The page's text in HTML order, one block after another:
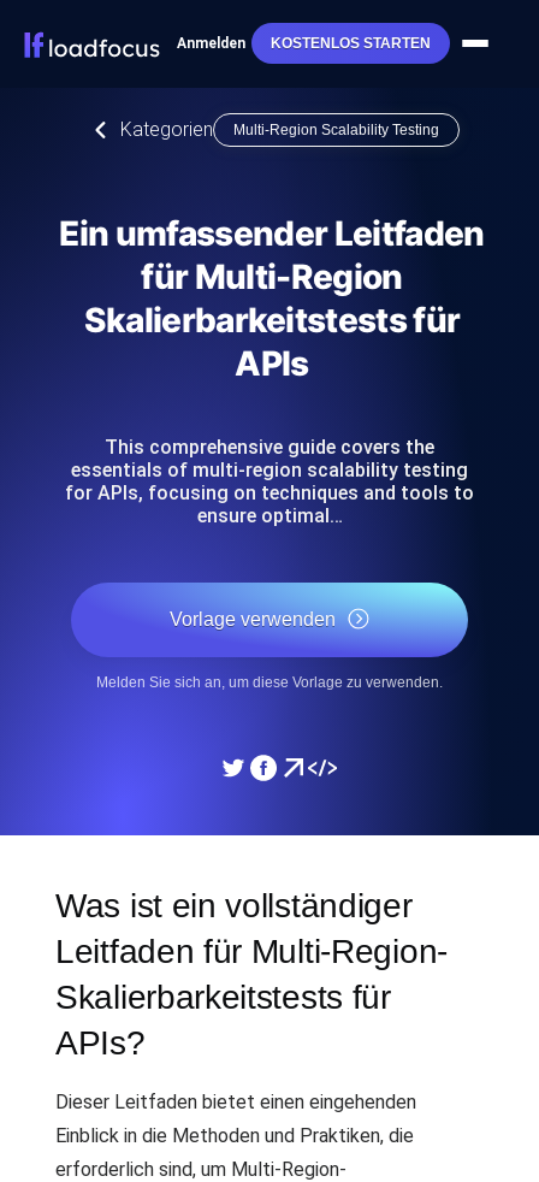
Anmelden KOSTENLOS STARTEN
Kategorien Multi-Region Scalability Testing
Ein umfassender Leitfaden
für Multi-Region
Skalierbarkeitstests für
APIs
This comprehensive guide covers the
essentials of multi-region scalability testing
for APIs, focusing on techniques and tools to
ensure optimal…
Vorlage verwenden
Melden Sie sich an, um diese Vorlage zu verwenden.
Was ist ein vollständiger
Leitfaden für Multi-Region-
Skalierbarkeitstests für
APIs?
Dieser Leitfaden bietet einen eingehenden
Einblick in die Methoden und Praktiken, die
erforderlich sind, um Multi-Region-